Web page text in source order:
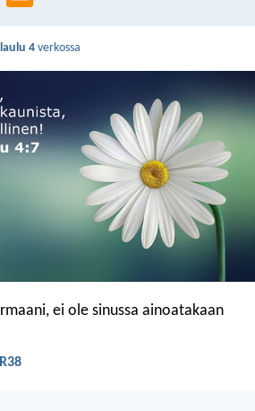
4 verkossa
ei ole sinussa ainoatakaan